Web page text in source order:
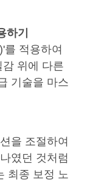
하기
를 적용하여
위에 다른
기술을 마스
을 조절하여
였던 것처럼
최종 보정 노